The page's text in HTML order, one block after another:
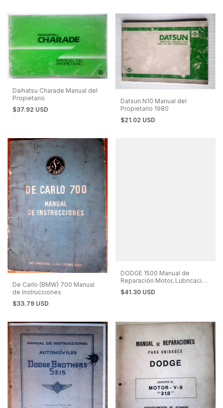
Daihatsu Charade Manual del
Propietario
$37.92 USD
Datsun N10 Manual del
Propietario 1980
$21.02 USD
De Carlo (BMW) 700 Manual
de Instrucciones
$33.79 USD
DODGE 1500 Manual de
Reparación Motor, Lubricación
y Escape
$41.30 USD